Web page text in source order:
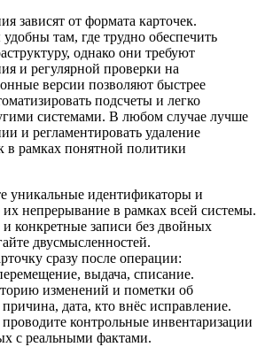
зависят от формата карточек.
там, где трудно обеспечить
однако они требуют
и регулярной проверки на
версии позволяют быстрее
подсчеты и легко
системами. В любом случае лучше
и регламентировать удаление
в рамках понятной политики
уникальные идентификаторы и
их непрерывание в рамках всей системы.
конкретные записи без двойных
двусмысленностей.
сразу после операции:
выдача, списание.
изменений и пометки об
дата, кто внёс исправление.
контрольные инвентаризации
с реальными фактами.